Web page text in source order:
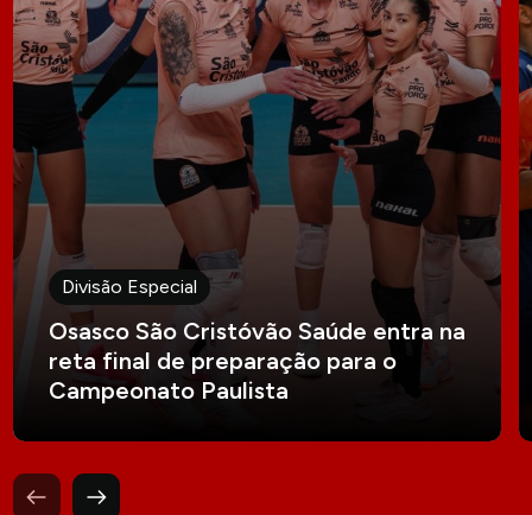
Divisão Especial
Osasco São Cristóvão Saúde entra na
reta final de preparação para o
Campeonato Paulista